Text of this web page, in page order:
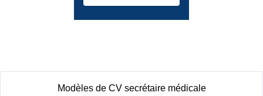
Modèles de CV secrétaire médicale